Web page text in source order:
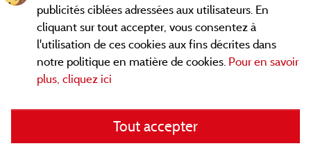
Les meilleurs campings en Savoie. Consultez les fiches de nos
adhérents et découvrez nos meilleures offres en Chartreuse,
en Maurienne, Génévois, des lacs d'Aiguebelette, Annecy,
Léman et Le Bourget... informez vous directement ici en ligne
avant de contacter le camping pour réserver votre séjour
Faites vous votre propre idée du camping, au pied d'un lac, en
famille, avec vos animaux de compagnie, enVTT/Velo, sous la
publicités ciblées adressées aux utilisateurs. En
cliquant sur tout accepter, vous consentez à
l'utilisation de ces cookies aux fins décrites dans
notre politique en matière de cookies. Pour en savoir
plus, cliquez ici
Tout accepter